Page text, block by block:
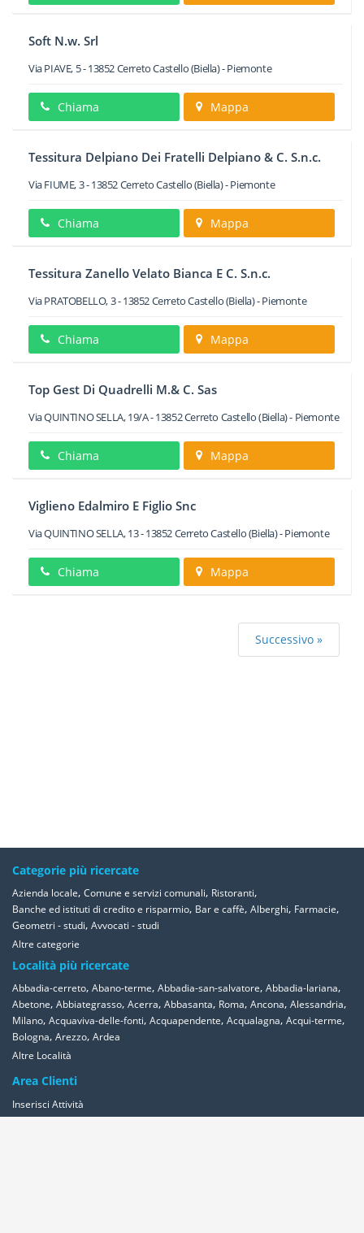
Soft N.w. Srl
Via PIAVE, 5-13852Cerreto Castello(Biella) -Piemonte
Chiama Mappa
Tessitura Delpiano Dei Fratelli Delpiano & C. S.n.c.
Via FIUME, 3-13852Cerreto Castello(Biella) -Piemonte
Chiama Mappa
Tessitura Zanello Velato Bianca E C. S.n.c.
Via PRATOBELLO, 3-13852Cerreto Castello(Biella) -Piemonte
Chiama Mappa
Top Gest Di Quadrelli M.& C. Sas
Via QUINTINO SELLA, 19/A-13852Cerreto Castello(Biella) - Piemonte
Chiama Mappa
Viglieno Edalmiro E Figlio Snc
Via QUINTINO SELLA, 13-13852Cerreto Castello(Biella) -Piemonte
Chiama Mappa
Successivo »
Categorie più ricercate
Azienda locale, Comune e servizi comunali, Ristoranti,
Banche ed istituti di credito e risparmio, Bar e caffè, Alberghi, Farmacie,
Geometri - studi, Avvocati - studi
Altre categorie
Località più ricercate
Abbadia-cerreto, Abano-terme, Abbadia-san-salvatore, Abbadia-lariana,
Abetone, Abbiategrasso, Acerra, Abbasanta, Roma, Ancona, Alessandria,
Milano, Acquaviva-delle-fonti, Acquapendente, Acqualagna, Acqui-terme,
Bologna, Arezzo, Ardea
Altre Località
Area Clienti
Inserisci Attività